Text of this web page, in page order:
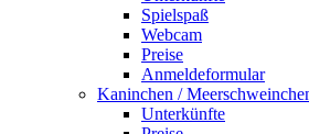
Spielspaß
Webcam
Preise
Anmeldeformular
Kaninchen /
Unterkünfte